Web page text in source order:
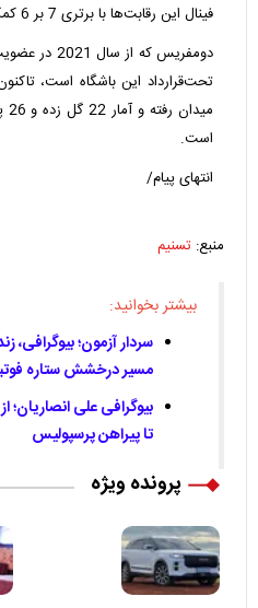
فینال این رقابت‌ها با برتری 7 بر 6 کمک کرد.
است.
انتهای پیام/
منبع: تسنیم
بیشتر بخوانید:
سردار آزمون؛
مسیر درخشش ستاره
بیوگرافی علی
تا پیراهن پرسپولیس
پرونده ویژه